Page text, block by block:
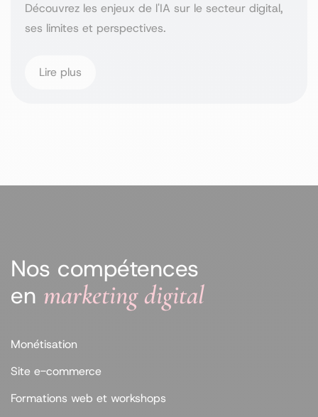
Découvrez les enjeux de l'IA sur le secteur digital,
ses limites et perspectives.
Lire plus
Nos compétences
en marketing digital
Monétisation
Site e-commerce
Formations web et workshops